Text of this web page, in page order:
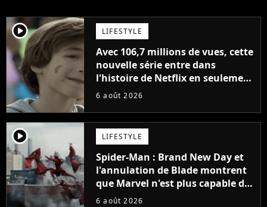
player2 LIFESTYLE
Avec 106,7 millions de vues, cette
nouvelle série entre dans
l'histoire de Netflix en seulement
48 jours
6 août 2026
player2 LIFESTYLE
Spider-Man : Brand New Day et
l'annulation de Blade montrent
que Marvel n'est plus capable de
faire quoi que ce soit de simple
6 août 2026